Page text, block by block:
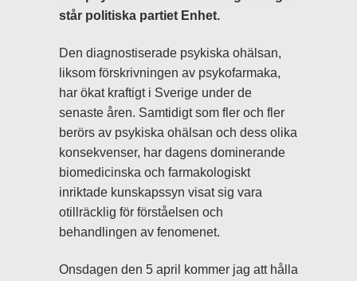
står politiska partiet Enhet.
Den diagnostiserade psykiska ohälsan,
liksom förskrivningen av psykofarmaka,
har ökat kraftigt i Sverige under de
senaste åren. Samtidigt som fler och fler
berörs av psykiska ohälsan och dess olika
konsekvenser, har dagens dominerande
biomedicinska och farmakologiskt
inriktade kunskapssyn visat sig vara
otillräcklig för förståelsen och
behandlingen av fenomenet.
Onsdagen den 5 april kommer jag att hålla